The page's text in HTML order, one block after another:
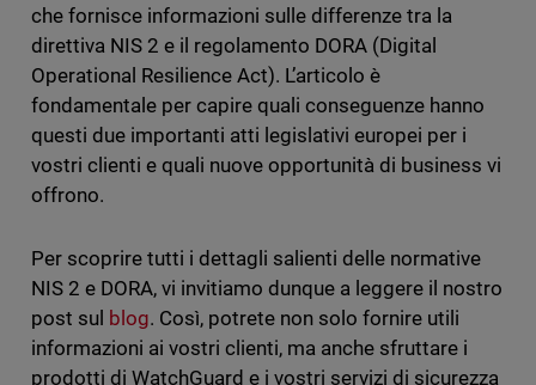
che fornisce informazioni sulle differenze tra la
direttiva NIS 2 e il regolamento DORA (Digital
Operational Resilience Act). L’articolo è
fondamentale per capire quali conseguenze hanno
questi due importanti atti legislativi europei per i
vostri clienti e quali nuove opportunità di business vi
offrono.
Per scoprire tutti i dettagli salienti delle normative
NIS 2 e DORA, vi invitiamo dunque a leggere il nostro
post sul blog. Così, potrete non solo fornire utili
informazioni ai vostri clienti, ma anche sfruttare i
prodotti di WatchGuard e i vostri servizi di sicurezza